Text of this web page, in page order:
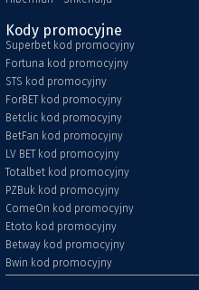
Kody promocyjne
Superbet kod promocyjny
Fortuna kod promocyjny
STS kod promocyjny
ForBET kod promocyjny
Betclic kod promocyjny
BetFan kod promocyjny
LV BET kod promocyjny
Totalbet kod promocyjny
PZBuk kod promocyjny
ComeOn kod promocyjny
Etoto kod promocyjny
Betway kod promocyjny
Bwin kod promocyjny